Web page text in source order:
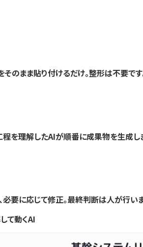
のまま貼り付けるだけ。整形は不要です
を理解したAIが順番に成果物を生成し
要に応じて修正。最終判断は人が行いま
て動くAI